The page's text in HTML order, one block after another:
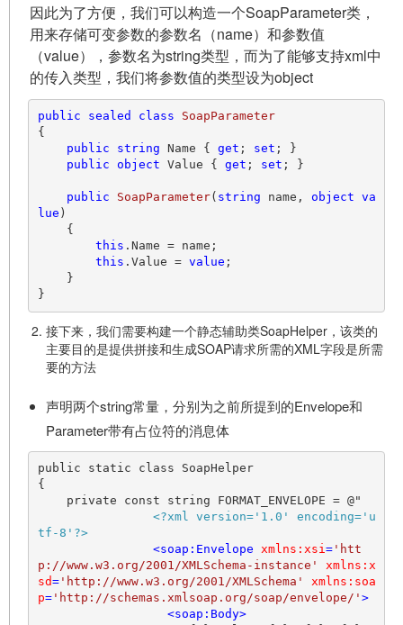
因此为了方便，我们可以构造一个SoapParameter类，
用来存储可变参数的参数名（name）和参数值
（value），参数名为string类型，而为了能够支持xml中
的传入类型，我们将参数值的类型设为object
public sealed class
SoapParameter
{
public
string Name { get ; set ; }
public
object Value { get ; set ; }
public SoapParameter( string name, object va
lue )
this .Name = name;
this .Value = value ;
接下来，我们需要构建一个静态辅助类SoapHelper，该类的
主要目的是提供拼接和生成SOAP请求所需的XML字段是所需
要的方法
声明两个string常量，分别为之前所提到的Envelope和
Parameter带有占位符的消息体
public static class SoapHelper
{
<?xml version='1.0' encoding='u
tf-8'?>
<soap:Envelope xmlns:xsi='htt
p://www.w3.org/2001/XMLSchema-instance'
xmlns:x
sd='http://www.w3.org/2001/XMLSchema'
xmlns:soa
p='http://schemas.xmlsoap.org/soap/envelope/' >
<soap:Body>